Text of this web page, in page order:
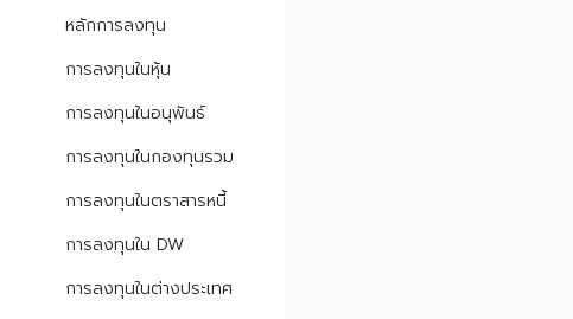
หลักการลงทุน
การลงทุนในหุ้น
การลงทุนในอนุพันธ์
การลงทุนในกองทุนรวม
การลงทุนในตราสารหนี้
การลงทุนใน DW
การลงทุนในต่างประเทศ